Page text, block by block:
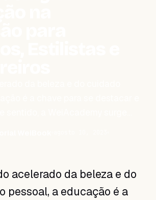
acelerado da beleza e do
pessoal, a educação é a